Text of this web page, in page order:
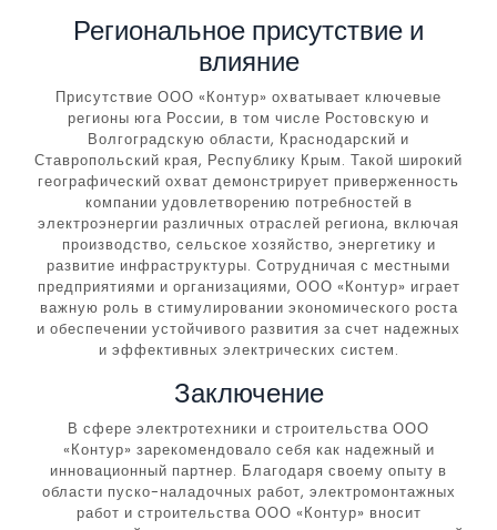
Региональное присутствие и
влияние
Присутствие ООО «Контур» охватывает ключевые
регионы юга России, в том числе Ростовскую и
Волгоградскую области, Краснодарский и
Ставропольский края, Республику Крым. Такой широкий
географический охват демонстрирует приверженность
компании удовлетворению потребностей в
электроэнергии различных отраслей региона, включая
производство, сельское хозяйство, энергетику и
развитие инфраструктуры. Сотрудничая с местными
предприятиями и организациями, ООО «Контур» играет
важную роль в стимулировании экономического роста
и обеспечении устойчивого развития за счет надежных
и эффективных электрических систем.
Заключение
В сфере электротехники и строительства ООО
«Контур» зарекомендовало себя как надежный и
инновационный партнер. Благодаря своему опыту в
области пуско-наладочных работ, электромонтажных
работ и строительства ООО «Контур» вносит